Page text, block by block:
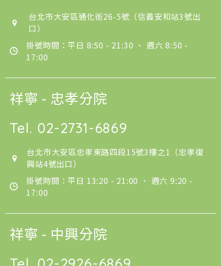
台北市大安區通化街26-5號（信義安和站3號出
口）
掛號時間：平日 8:50 - 21:30 、 週六 8:50 -
17:00
祥寧 - 忠孝分院
Tel. 02-2731-6869
台北市大安區忠孝東路四段15號3樓之1（忠孝復
興站4號出口）
掛號時間：平日 13:20 - 21:00 、 週六 9:20 -
17:00
祥寧 - 中興分院